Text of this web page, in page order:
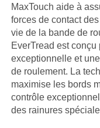
MaxTouch aide à
forces de contact
vie de la bande de
EverTread est
exceptionnelle et
de roulement. La
maximise les bords
contrôle
des rainures